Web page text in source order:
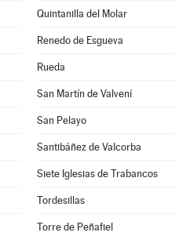
Quintanilla del Molar
Renedo de Esgueva
Rueda
San Martín de Valvení
San Pelayo
Santibáñez de Valcorba
Siete Iglesias de Trabancos
Tordesillas
Torre de Peñafiel